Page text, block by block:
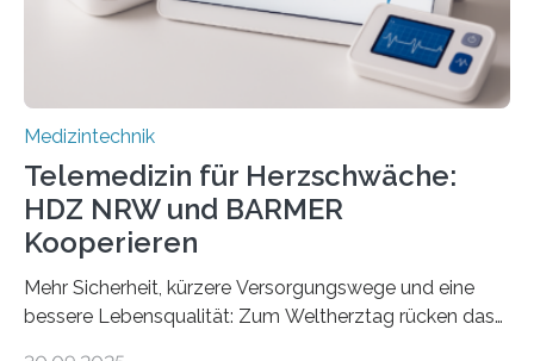
Medizintechnik
Telemedizin für Herzschwäche:
HDZ NRW und BARMER
Kooperieren
Mehr Sicherheit, kürzere Versorgungswege und eine
bessere Lebensqualität: Zum Weltherztag rücken das